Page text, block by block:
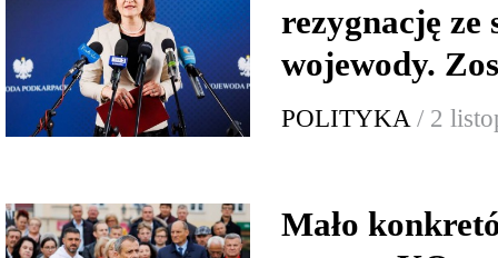
rezygnację ze
wojewody.
POLITYKA / 2
Mało